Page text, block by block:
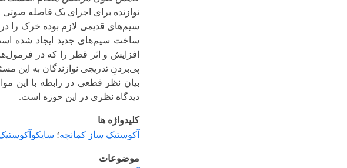
نوازنده برای اجرای یک فاصله صوتی مشخص
سیم‌های قدیمی لازم بوده خرک را در سمت
ساخت سیم‌های جدید ایجاد شده است.
افزایش و اثر قطر را که در فرمول‌هایِ
پی‌بردنِ تدریجی نوازندگان به این مسئله
بیان نظر قطعی در رابطه با این موارد
دیدگاه نظری در این حوزه است.
کلیدواژه ها
آکوستیک ساز کمانچه؛ سایکوآکوستیک؛
موضوعات